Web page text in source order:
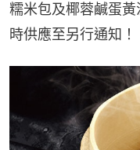
糯米包及椰蓉鹹蛋
時供應至另行通知！